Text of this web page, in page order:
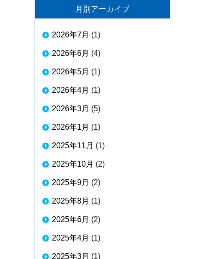
月別アーカイブ
2026年7月 (1)
2026年6月 (4)
2026年5月 (1)
2026年4月 (1)
2026年3月 (5)
2026年1月 (1)
2025年11月 (1)
2025年10月 (2)
2025年9月 (2)
2025年8月 (1)
2025年6月 (2)
2025年4月 (1)
2025年3月 (1)